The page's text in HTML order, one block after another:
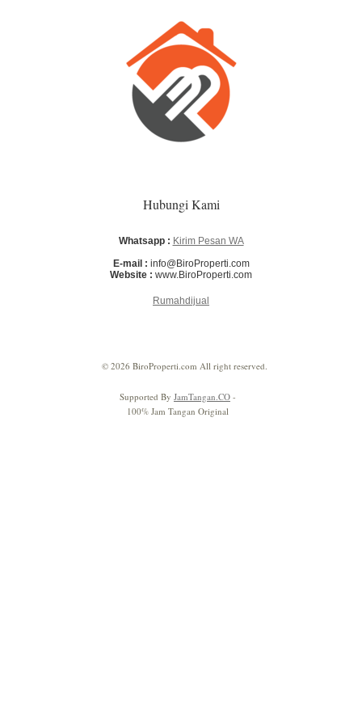
Hubungi Kami
Whatsapp : Kirim Pesan WA
E-mail : info@BiroProperti.com
Website : www.BiroProperti.com
Rumahdijual
© 2026 BiroProperti.com All right reserved.
Supported By JamTangan.CO -
100% Jam Tangan Original